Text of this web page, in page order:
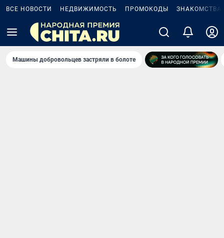
ВСЕ НОВОСТИ НЕДВИЖИМОСТЬ ПРОМОКОДЫ ЗНАКОМСТВА
Машины добровольцев застряли в болоте